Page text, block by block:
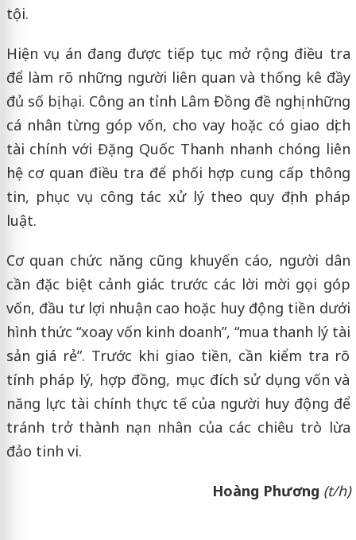
tội.
Hiện vụ án đang được tiếp tục mở rộng điều tra
để làm rõ những người liên quan và thống kê đầy
đủ số bị hại. Công an tỉnh Lâm Đồng đề nghị những
cá nhân từng góp vốn, cho vay hoặc có giao dịch
tài chính với Đặng Quốc Thanh nhanh chóng liên
hệ cơ quan điều tra để phối hợp cung cấp thông
tin, phục vụ công tác xử lý theo quy định pháp
luật.
Cơ quan chức năng cũng khuyến cáo, người dân
cần đặc biệt cảnh giác trước các lời mời gọi góp
vốn, đầu tư lợi nhuận cao hoặc huy động tiền dưới
hình thức “xoay vốn kinh doanh”, “mua thanh lý tài
sản giá rẻ”. Trước khi giao tiền, cần kiểm tra rõ
tính pháp lý, hợp đồng, mục đích sử dụng vốn và
năng lực tài chính thực tế của người huy động để
tránh trở thành nạn nhân của các chiêu trò lừa
đảo tinh vi.
Hoàng Phương (t/h)